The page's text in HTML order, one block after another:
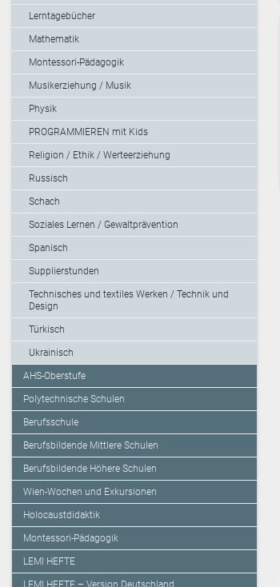
Lerntagebücher
Mathematik
Montessori-Pädagogik
Musikerziehung / Musik
Physik
PROGRAMMIEREN mit Kids
Religion / Ethik / Werteerziehung
Russisch
Schach
Soziales Lernen / Gewaltprävention
Spanisch
Supplierstunden
Technisches und textiles Werken / Technik und
Design
Türkisch
Ukrainisch
AHS-Oberstufe
Polytechnische Schulen
Berufsschule
Berufsbildende Mittlere Schulen
Berufsbildende Höhere Schulen
Wien-Wochen und Exkursionen
Holocaustdidaktik
Montessori-Pädagogik
LEMI HEFTE
LEMI HEFTE – Version Deutschland